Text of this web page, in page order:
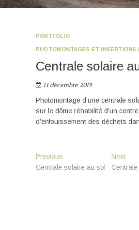
PORTFOLIO
PHOTOMONTAGES ET INSERTIONS
Centrale solaire
11 décembre 2019
Photomontage d’une centrale
sur le dôme réhabilité d’un centre
d’enfouissement des déchets
Navigation
de
Previous
post:
Centrale solaire au sol
NextNext